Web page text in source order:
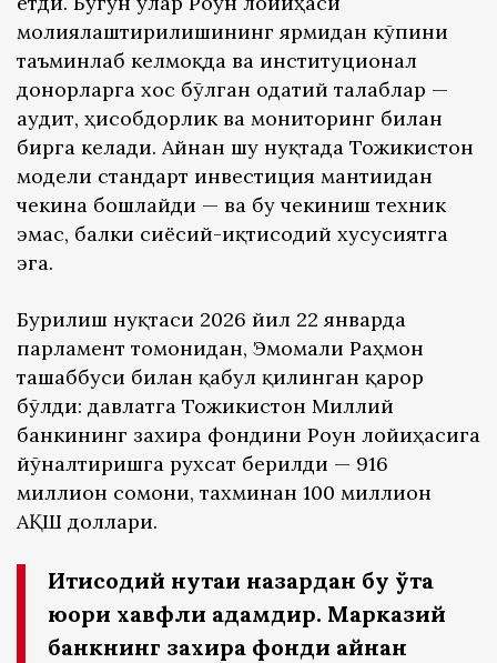
молиялаштирилишининг ярмидан кўпини
таъминлаб келмоқда ва институционал
донорларга хос бўлган одатий талаблар —
аудит, ҳисобдорлик ва мониторинг билан
бирга келади. Айнан шу нуқтада Тожикистон
модели стандарт инвестиция мантиғидан
чекина бошлайди — ва бу чекиниш техник
эмас, балки сиёсий-иқтисодий хусусиятга
эга.
Бурилиш нуқтаси 2026 йил 22 январда
парламент томонидан, Эмомали Раҳмон
ташаббуси билан қабул қилинган қарор
бўлди: давлатга Тожикистон Миллий
банкининг захира фондини Роғун лойиҳасига
йўналтиришга рухсат берилди — 916
миллион сомони, тахминан 100 миллион
АҚШ доллари.
Иқтисодий нуқтаи назардан бу ўта
юқори хавфли қадамдир. Марказий
банкнинг захира фонди айнан